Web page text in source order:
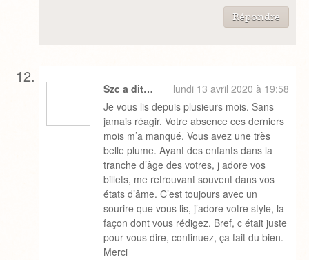
Répondre
Szc a dit…
lundi 13 avril 2020 à 19:58
Je vous lis depuis plusieurs mois. Sans
jamais réagir. Votre absence ces derniers
mois m’a manqué. Vous avez une très
belle plume. Ayant des enfants dans la
tranche d’âge des votres, j adore vos
billets, me retrouvant souvent dans vos
états d’âme. C’est toujours avec un
sourire que vous lis, j’adore votre style, la
façon dont vous rédigez. Bref, c était juste
pour vous dire, continuez, ça fait du bien.
Merci